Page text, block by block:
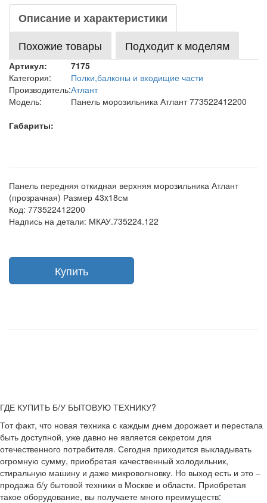
Описание и характеристики
Похожие товары
Подходит к моделям
Артикул:
7175
Категория:
Полки,балконы и входищие части
Производитель:Атлант
Модель:
Панель морозильника Атлант 773522412200
Габариты:
Панель передняя откидная верхняя морозильника Атлант
(прозрачная) Размер 43x18см
Код: 773522412200
Надпись на детали: МКАУ.735224.122
ГДЕ КУПИТЬ Б/У БЫТОВУЮ ТЕХНИКУ?
Тот факт, что новая техника с каждым днем дорожает и перестала
быть доступной, уже давно не является секретом для
отечественного потребителя. Сегодня приходится выкладывать
огромную сумму, приобретая качественный холодильник,
стиральную машину и даже микроволновку. Но выход есть и это –
продажа б/у бытовой техники в Москве и области. Приобретая
такое оборудование, вы получаете много преимуществ: